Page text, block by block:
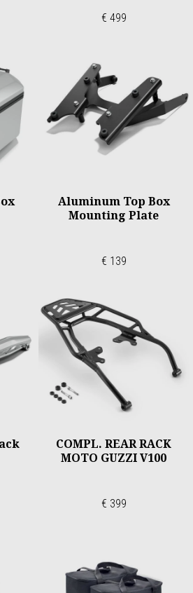
€ 499
Aluminum Top Box
Mounting Plate
€ 139
COMPL. REAR RACK
MOTO GUZZI V100
€ 399